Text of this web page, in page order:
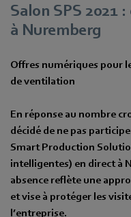
Salon SPS 2021
à Nuremberg
Offres numériques pour
de ventilation
En réponse au nombre
décidé de ne pas
Smart Production
intelligentes) en direct à
absence reflète une
et vise à protéger les
l’entreprise.